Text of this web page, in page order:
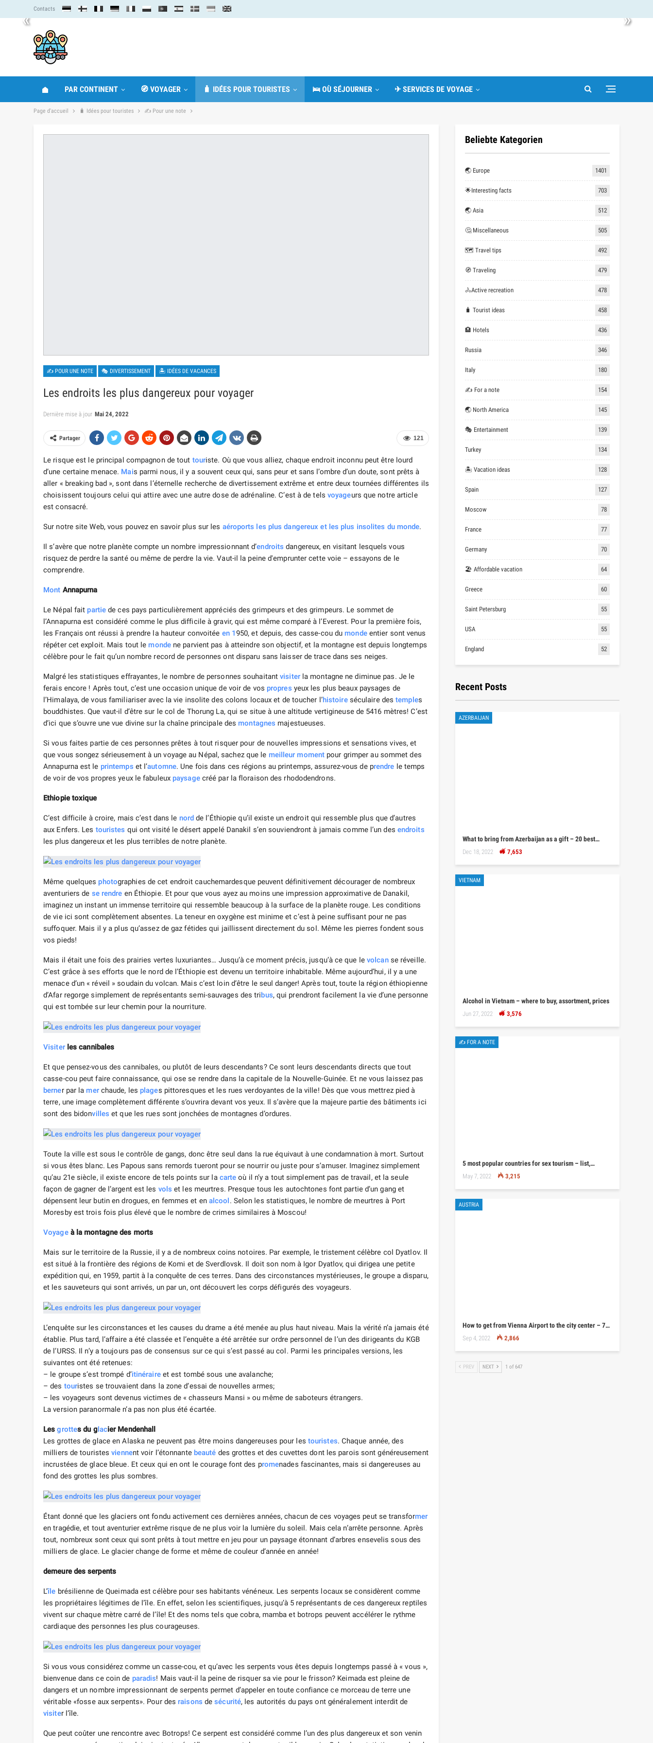
« »
Contacts
PAR CONTINENT 🧭 VOYAGER 🧳 IDÉES POUR TOURISTES 🛌 OÙ SÉJOURNER ✈ SERVICES DE VOYAGE
Page d'accueil 🧳 Idées pour touristes ✍ Pour une note
✍ POUR UNE NOTE 🎭 DIVERTISSEMENT 🏝 IDÉES DE VACANCES
Les endroits les plus dangereux pour voyager
Dernière mise à jour Mai 24, 2022
121
Partager
Le risque est le principal compagnon de tout touriste. Où que vous alliez, chaque endroit inconnu peut être lourd
d’une certaine menace. Mais parmi nous, il y a souvent ceux qui, sans peur et sans l’ombre d’un doute, sont prêts à
aller « breaking bad », sont dans l’éternelle recherche de divertissement extrême et entre deux tournées différentes ils
choisissent toujours celui qui attire avec une autre dose de adrénaline. C’est à de tels voyageurs que notre article
est consacré.
Sur notre site Web, vous pouvez en savoir plus sur les aéroports les plus dangereux et les plus insolites du monde.
Il s’avère que notre planète compte un nombre impressionnant d’endroits dangereux, en visitant lesquels vous
risquez de perdre la santé ou même de perdre la vie. Vaut-il la peine d'emprunter cette voie – essayons de le
comprendre.
Mont Annapurna
Le Népal fait partie de ces pays particulièrement appréciés des grimpeurs et des grimpeurs. Le sommet de
l’Annapurna est considéré comme le plus difficile à gravir, qui est même comparé à l’Everest. Pour la première fois,
les Français ont réussi à prendre la hauteur convoitée en 1950, et depuis, des casse-cou du mondeentier sont venus
répéter cet exploit. Mais tout le mondene parvient pas à atteindre son objectif, et la montagne est depuis longtemps
célèbre pour le fait qu’un nombre record de personnes ont disparu sans laisser de trace dans ses neiges.
Malgré les statistiques effrayantes, le nombre de personnes souhaitantvisiterla montagne ne diminue pas. Je le
ferais encore ! Après tout, c’est une occasion unique de voir de vos propres yeux les plus beaux paysages de
l’Himalaya, de vous familiariser avec la vie insolite des colons locaux et de toucher l’histoireséculaire destemples
bouddhistes. Que vaut-il d’être sur le col de Thorung La, qui se situe à une altitude vertigineuse de 5416 mètres! C’est
d’ici que s’ouvre une vue divine sur la chaîne principale des montagnes majestueuses.
Si vous faites partie de ces personnes prêtes à tout risquer pour de nouvelles impressions et sensations vives, et
que vous songez sérieusement à un voyage au Népal, sachez que le meilleur moment pour grimper au sommet des
Annapurna est le printemps et l’automne. Une fois dans ces régions au printemps, assurez-vous de prendre le temps
de voir de vos propres yeux le fabuleux paysagecréé par la floraison des rhododendrons.
Ethiopie toxique
C’est difficile à croire, mais c’est dans le nordde l’Éthiopie qu’il existe un endroit qui ressemble plus que d’autres
aux Enfers. Les touristes qui ont visité le désert appelé Danakil s’en souviendront à jamais comme l’un des endroits
les plus dangereux et les plus terribles de notre planète.
Même quelques photographies de cet endroit cauchemardesque peuvent définitivement décourager de nombreux
aventuriers de se rendre en Éthiopie. Et pour que vous ayez au moins une impression approximative de Danakil,
imaginez un instant un immense territoire qui ressemble beaucoup à la surface de la planète rouge. Les conditions
de vie ici sont complètement absentes. La teneur en oxygène est minime et c’est à peine suffisant pour ne pas
suffoquer. Mais il y a plus qu’assez de gaz fétides qui jaillissent directement du sol. Même les pierres fondent sous
vos pieds!
Mais il était une fois des prairies vertes luxuriantes… Jusqu’à ce moment précis, jusqu’à ce que le volcanse réveille.
C’est grâce à ses efforts que le nord de l’Éthiopie est devenu un territoire inhabitable. Même aujourd’hui, il y a une
menace d’un « réveil » soudain du volcan. Mais c’est loin d’être le seul danger! Après tout, toute la région éthiopienne
d’Afar regorge simplement de représentants semi-sauvages des tribus, qui prendront facilement la vie d’une personne
qui est tombée sur leur chemin pour la nourriture.
Visiterles cannibales
Et que pensez-vous des cannibales, ou plutôt de leurs descendants? Ce sont leurs descendants directs que tout
casse-cou peut faire connaissance, qui ose se rendre dans la capitale de la Nouvelle-Guinée. Et ne vous laissez pas
berner par la merchaude, les plages pittoresques et les rues verdoyantes de la ville! Dès que vous mettrez pied à
terre, une image complètement différente s’ouvrira devant vos yeux. Il s’avère que la majeure partie des bâtiments ici
sont des bidonvilles et que les rues sont jonchées de montagnes d’ordures.
Toute la ville est sous le contrôle de gangs, donc être seul dans la rue équivaut à une condamnation à mort. Surtout
si vous êtes blanc. Les Papous sans remords tueront pour se nourrir ou juste pour s’amuser. Imaginez simplement
qu’au 21e siècle, il existe encore de tels points sur la carte où il n’y a tout simplement pas de travail, et la seule
façon de gagner de l’argent est les vols et les meurtres. Presque tous les autochtones font partie d’un gang et
dépensent leur butin en drogues, en femmes et en alcool . Selon les statistiques, le nombre de meurtres à Port
Moresby est trois fois plus élevé que le nombre de crimes similaires à Moscou!
Voyageà la montagne des morts
Mais sur le territoire de la Russie, il y a de nombreux coins notoires. Par exemple, le tristement célèbre col Dyatlov. Il
est situé à la frontière des régions de Komi et de Sverdlovsk. Il doit son nom à Igor Dyatlov, qui dirigea une petite
expédition qui, en 1959, partit à la conquête de ces terres. Dans des circonstances mystérieuses, le groupe a disparu,
et les sauveteurs qui sont arrivés, un par un, ont découvert les corps défigurés des voyageurs.
L’enquête sur les circonstances et les causes du drame a été menée au plus haut niveau. Mais la vérité n’a jamais été
établie. Plus tard, l’affaire a été classée et l’enquête a été arrêtée sur ordre personnel de l’un des dirigeants du KGB
de l’URSS. Il n’y a toujours pas de consensus sur ce qui s’est passé au col. Parmi les principales versions, les
suivantes ont été retenues:
– le groupe s’est trompé d’itinéraireet est tombé sous une avalanche;
– des touristes se trouvaient dans la zone d’essai de nouvelles armes;
– les voyageurs sont devenus victimes de « chasseurs Mansi » ou même de saboteurs étrangers.
La version paranormale n’a pas non plus été écartée.
Lesgrottes du glacier Mendenhall
Les grottes de glace en Alaska ne peuvent pas être moins dangereuses pour les touristes. Chaque année, des
milliers de touristesviennent voir l’étonnante beauté des grottes et des cuvettes dont les parois sont généreusement
incrustées de glace bleue. Et ceux qui en ont le courage font des promenades fascinantes, mais si dangereuses au
fond des grottes les plus sombres.
Étant donné que les glaciers ont fondu activement ces dernières années, chacun de ces voyages peut se transformer
en tragédie, et tout aventurier extrême risque de ne plus voir la lumière du soleil. Mais cela n’arrête personne. Après
tout, nombreux sont ceux qui sont prêts à tout mettre en jeu pour un paysage étonnant d’arbres ensevelis sous des
milliers de glace. Le glacier change de forme et même de couleur d’année en année!
demeure des serpents
L’île brésilienne de Queimada est célèbre pour ses habitants vénéneux. Les serpents locaux se considèrent comme
les propriétaires légitimes de l’île. En effet, selon les scientifiques, jusqu’à 5 représentants de ces dangereux reptiles
vivent sur chaque mètre carré de l’île! Et des noms tels que cobra, mamba et botrops peuvent accélérer le rythme
cardiaque des personnes les plus courageuses.
Si vous vous considérez comme un casse-cou, et qu’avec les serpents vous êtes depuis longtemps passé à « vous »,
bienvenue dans ce coin de paradis! Mais vaut-il la peine de risquer sa vie pour le frisson? Keimada est pleine de
dangers et un nombre impressionnant de serpents permet d’appeler en toute confiance ce morceau de terre une
véritable «fosse aux serpents». Pour des raisons desécurité, les autorités du pays ont généralement interdit de
visiter l’île.
Que peut coûter une rencontre avec Botrops! Ce serpent est considéré comme l’un des plus dangereux et son venin
Beliebte Kategorien
🌏 Europe 1401
🌟Interesting facts 703
🌏 Asia 512
🤔 Miscellaneous 505
🗺 Travel tips 492
🧭 Traveling 479
🚴Active recreation 478
🧳 Tourist ideas 458
🏨 Hotels 436
Russia 346
Italy 180
✍ For a note 154
🌏 North America 145
🎭 Entertainment 139
Turkey 134
🏝 Vacation ideas 128
Spain 127
Moscow 78
France 77
Germany 70
🏖 Affordable vacation 64
Greece 60
Saint Petersburg 55
USA 55
England 52
Recent Posts
AZERBAIJAN
What to bring from Azerbaijan as a gift – 20 best…
Dec 18, 2022 7,653
VIETNAM
Alcohol in Vietnam – where to buy, assortment, prices
Jun 27, 2022 3,576
✍ FOR A NOTE
5 most popular countries for sex tourism – list,…
May 7, 2022 3,215
AUSTRIA
How to get from Vienna Airport to the city center – 7…
Sep 4, 2022 2,866
PREV NEXT 1 of 647